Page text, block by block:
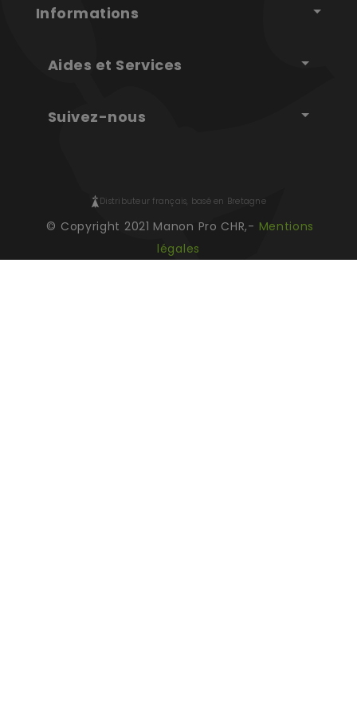
Informations
Aides et Services
Suivez-nous
Distributeur français, basé en Bretagne
© Copyright 2021 Manon Pro CHR,- Mentions
légales